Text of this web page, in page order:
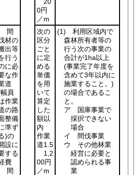
0円
／m
間
材の
出等
行う
に必
な作
道
員
作業
の路
整備
準ず
)の
設に
する
費
間
次の
区分
ごと
に定
める
単価
を用
いて
算定
した
額以
内
作業
道1.5
1,2
00円
／m
(1) 利用区域内で
森林所有者等の
行う次の事業の
合計が1ha以上
(事業完了年度を
含めて3年以内に
施業すること。)
の場合であるこ
と。
ア 国庫事業で
採択できない
場合
イ 間伐事業
ウ その他林業
経営に必要と
認められる事
業